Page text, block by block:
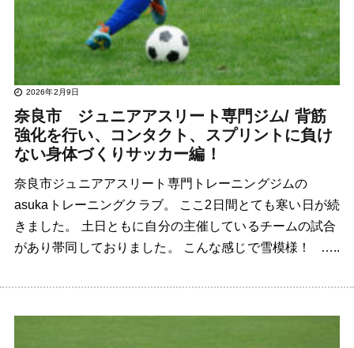
2026年2月9日
奈良市 ジュニアアスリート専門ジム/ 背筋
強化を行い、コンタクト、スプリントに負け
ない身体づくりサッカー編！
奈良市ジュニアアスリート専門トレーニングジムの
asukaトレーニングクラブ。 ここ2日間とても寒い日が続
きました。 土日ともに自分の主催しているチームの試合
があり帯同しておりました。 こんな感じで雪模様！ …..